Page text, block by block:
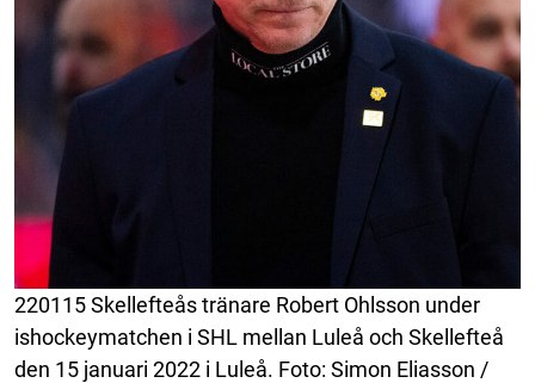
220115 Skellefteås tränare Robert Ohlsson under
ishockeymatchen i SHL mellan Luleå och Skellefteå
den 15 januari 2022 i Luleå. Foto: Simon Eliasson /